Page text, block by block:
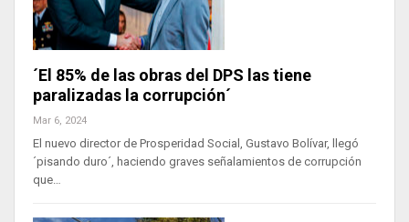
´El 85% de las obras del DPS las tiene
paralizadas la corrupción´
Mar 6, 2024
El nuevo director de Prosperidad Social, Gustavo Bolívar, llegó
´pisando duro´, haciendo graves señalamientos de corrupción
que…